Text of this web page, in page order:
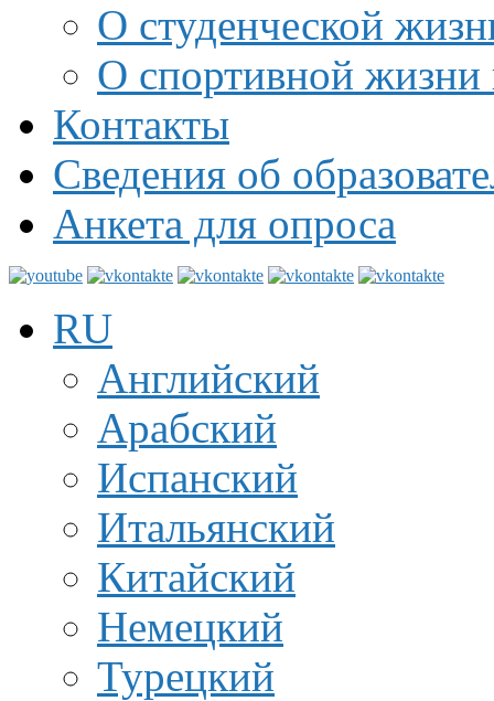
О студенческой
О спортивной жизни
Контакты
Сведения об
Анкета для опроса
RU
Английский
Арабский
Испанский
Итальянский
Китайский
Немецкий
Турецкий